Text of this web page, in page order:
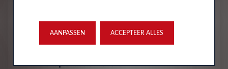
Audi A6 Sportback e-tron
AANPASSEN ACCEPTEER ALLES